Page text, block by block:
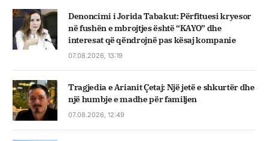
Denoncimi i Jorida Tabakut: Përfituesi kryesor
në fushën e mbrojtjes është “KAYO” dhe
interesat që qëndrojnë pas kësaj kompanie
07.08.2026, 13:19
Tragjedia e Arianit Çetaj: Një jetë e shkurtër dhe
një humbje e madhe për familjen
07.08.2026, 12:49